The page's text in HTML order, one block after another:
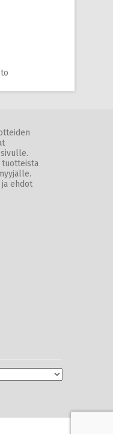
tuotteista
ehdot